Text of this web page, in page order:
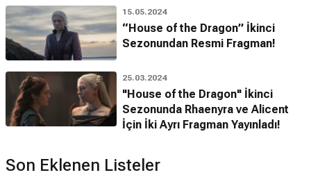
15.05.2024
“House of the Dragon” İkinci
Sezonundan Resmi Fragman!
25.03.2024
"House of the Dragon" İkinci
Sezonunda Rhaenyra ve Alicent
İçin İki Ayrı Fragman Yayınladı!
Son Eklenen Listeler